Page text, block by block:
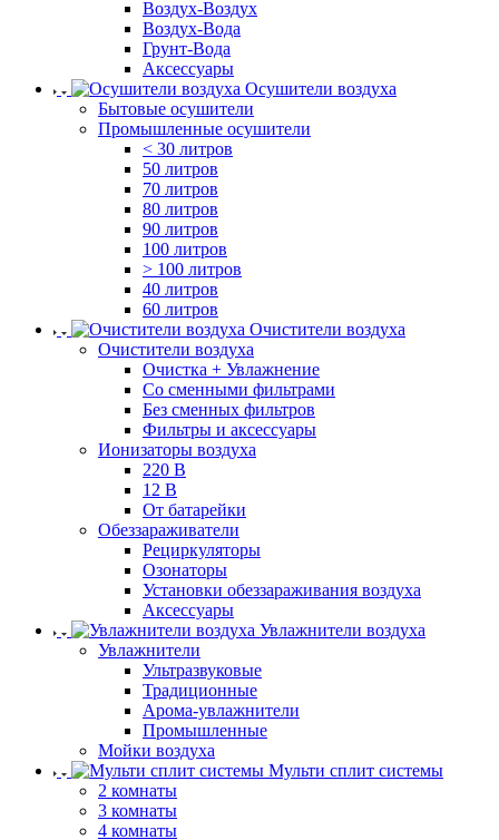
Воздух-Воздух
Воздух-Вода
Грунт-Вода
Аксессуары
Осушители воздуха
Бытовые осушители
Промышленные осушители
< 30 литров
50 литров
70 литров
80 литров
90 литров
100 литров
> 100 литров
40 литров
60 литров
Очистители воздуха
Очистители воздуха
Очистка + Увлажнение
Cо сменными фильтрами
Без сменных фильтров
Фильтры и аксессуары
Ионизаторы воздуха
220 В
12 В
От батарейки
Обеззараживатели
Рециркуляторы
Озонаторы
Установки обеззараживания воздуха
Аксессуары
Увлажнители воздуха
Увлажнители
Ультразвуковые
Традиционные
Арома-увлажнители
Промышленные
Мойки воздуха
Мульти сплит системы
2 комнаты
3 комнаты
4 комнаты